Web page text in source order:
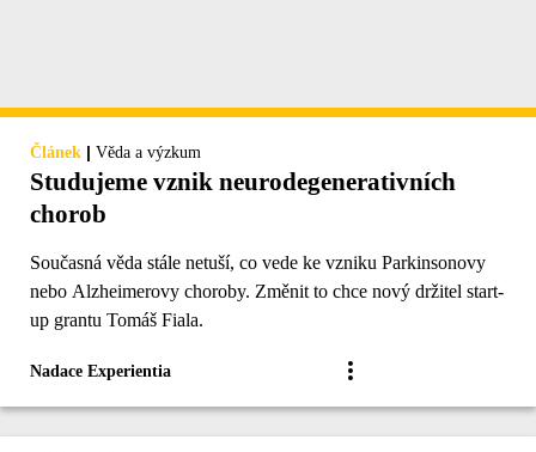
Článek | Věda a výzkum
Studujeme vznik neurodegenerativních
chorob
Současná věda stále netuší, co vede ke vzniku Parkinsonovy
nebo Alzheimerovy choroby. Změnit to chce nový držitel start-
up grantu Tomáš Fiala.
Nadace Experientia